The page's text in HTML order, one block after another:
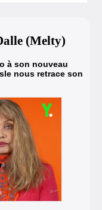
(Melty)
à son nouveau
nous retrace son